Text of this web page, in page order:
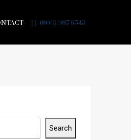
(800) 987 6543
Search